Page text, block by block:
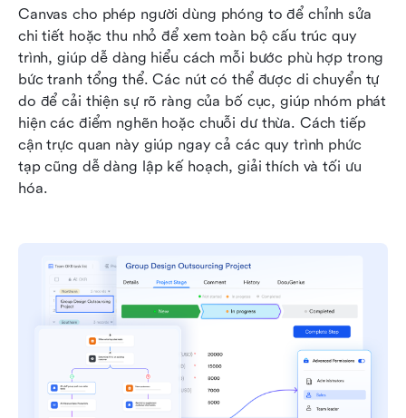
Canvas cho phép người dùng phóng to để chỉnh sửa
chi tiết hoặc thu nhỏ để xem toàn bộ cấu trúc quy
trình, giúp dễ dàng hiểu cách mỗi bước phù hợp trong
bức tranh tổng thể. Các nút có thể được di chuyển tự
do để cải thiện sự rõ ràng của bố cục, giúp nhóm phát
hiện các điểm nghẽn hoặc chuỗi dư thừa. Cách tiếp
cận trực quan này giúp ngay cả các quy trình phức
tạp cũng dễ dàng lập kế hoạch, giải thích và tối ưu
hóa.